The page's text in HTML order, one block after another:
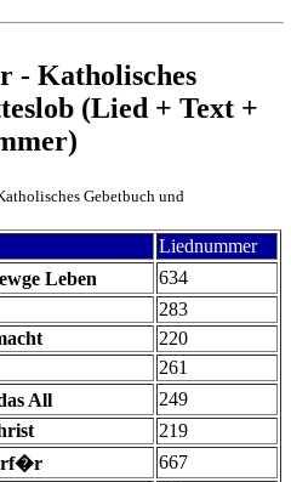
- Katholisches
(Lied + Text +
Gebetbuch und
Liednummer
Leben
634
283
220
261
All
249
219
667